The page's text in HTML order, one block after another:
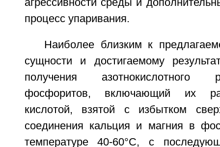
агрессивности среды и
процесс упаривания.
Наиболее близким к
сущности и достигаемому
получения азотнокислотного
фосфоритов, включающий их
кислотой, взятой с избытком
соединения кальция и магния в
температуре 40-60°С, с